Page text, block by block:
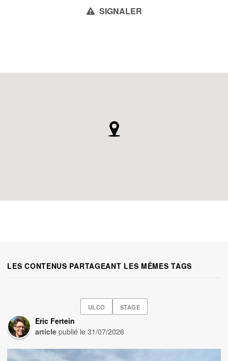
SIGNALER
LES CONTENUS PARTAGEANT LES MÊMES TAGS
ULCO STAGE
Eric Fertein
article publié le31/07/2026